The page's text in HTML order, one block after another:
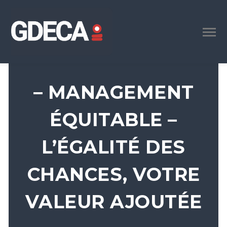
– MANAGEMENT
ÉQUITABLE –
L’ÉGALITÉ DES
CHANCES, VOTRE
VALEUR AJOUTÉE